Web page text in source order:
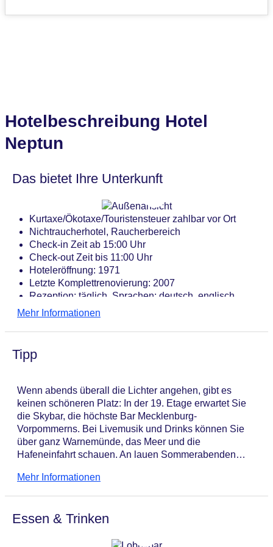
Hotelbeschreibung Hotel
Neptun
Das bietet Ihre Unterkunft
Kurtaxe/Ökotaxe/Touristensteuer zahlbar vor Ort
Nichtraucherhotel, Raucherbereich
Check-in Zeit ab 15:00 Uhr
Check-out Zeit bis 11:00 Uhr
Hoteleröffnung: 1971
Letzte Komplettrenovierung: 2007
Rezeption: täglich, Sprachen: deutsch, englisch,
Hotelsafe: ohne Gebühr
Lift
Sonnenterrasse
Indoor, Meerwasser, beheizbar, im Wellnessbereich,
Liegen: ohne Gebühr
Souvenirshop, Boutique
Diskothek/Nachtclub: ab 18 Jahre
Internet: WLAN/WiFi, im gesamten Hotel (Anlage):
ohne Gebühr
Concierge Service, Gepäckservice
Haustier: Hund erlaubt: ca. 35 EUR, Anfrage &
Reservierung notwendig, Katze erlaubt: ca. 35 EUR,
Anfrage & Reservierung notwendig
Mehr Informationen
Tipp
Wenn abends überall die Lichter angehen, gibt es
keinen schöneren Platz: In der 19. Etage erwartet Sie
die Skybar, die höchste Bar Mecklenburg-
Vorpommerns. Bei Livemusik und Drinks können Sie
über ganz Warnemünde, das Meer und die
Hafeneinfahrt schauen. An lauen Sommerabenden
einem herrlichen Sternenhimmel - ein unvergessliches
Mehr Informationen
Essen & Trinken